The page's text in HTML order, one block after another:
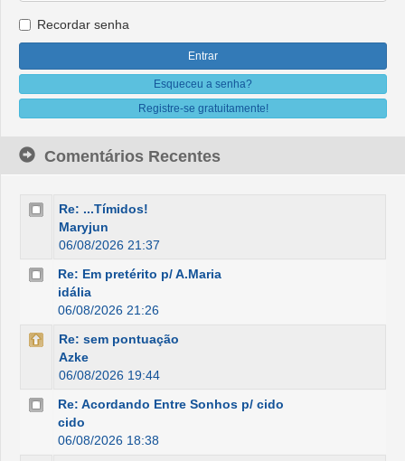
Recordar senha
Esqueceu a senha?
Registre-se gratuitamente!
Comentários Recentes
Re: ...Tímidos!
Maryjun
06/08/2026 21:37
Re: Em pretérito p/ A.Maria
idália
06/08/2026 21:26
Re: sem pontuação
Azke
06/08/2026 19:44
Re: Acordando Entre Sonhos p/ cido
cido
06/08/2026 18:38